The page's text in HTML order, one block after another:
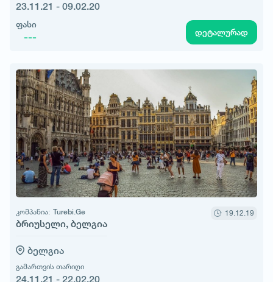
23.11.21 - 09.02.20
ფასი
--- დეტალურად
კომპანია: Turebi.Ge
ბრიუსელი, ბელგია
19.12.19
ბელგია
გამართვის თარიღი
24.11.21 - 22.02.20